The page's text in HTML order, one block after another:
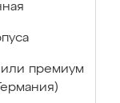
или премиум